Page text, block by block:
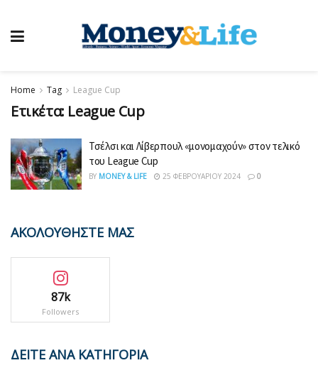
Home Tag League Cup
Ετικέτα: League Cup
Τσέλσι και Λίβερπουλ «μονομαχούν» στον τελικό
του League Cup
BY MONEY & LIFE 25 ΦΕΒΡΟΥΑΡΊΟΥ 2024 0
ΑΚΟΛΟΥΘΗΣΤΕ ΜΑΣ
87k
Followers
ΔΕΙΤΕ ΑΝΑ ΚΑΤΗΓΟΡΙΑ